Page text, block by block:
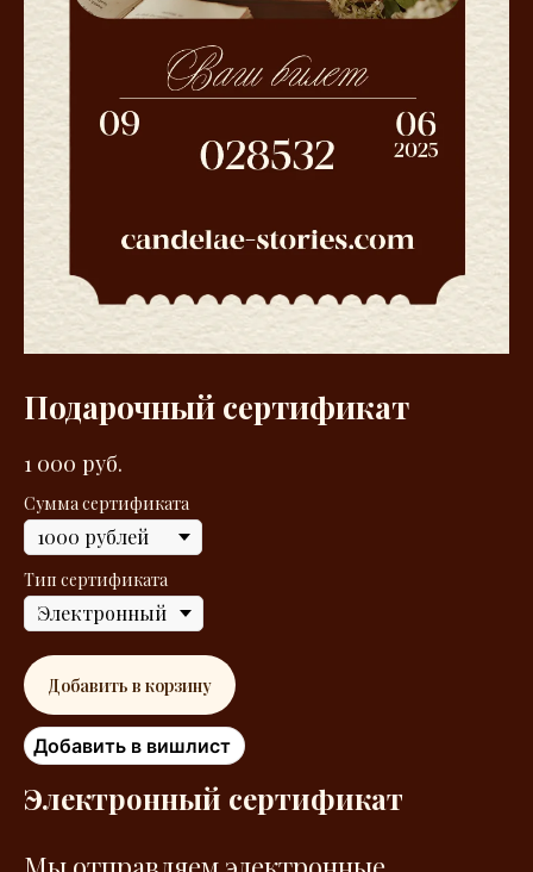
Подарочный сертификат
1 000 руб.
Сумма сертификата
Тип сертификата
Добавить в корзину
Добавить в вишлист
Электронный сертификат